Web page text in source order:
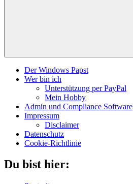
Der Windows Papst
Wer bin ich
Unterstützung per PayPal
Mein Hobby
Admin und Compliance Software
Impressum
Disclaimer
Datenschutz
Cookie-Richtlinie
Du bist hier: